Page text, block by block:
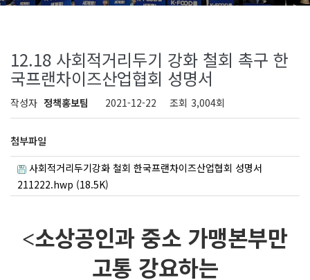
12.18 사회적거리두기 강화 철회 촉구 한
국프랜차이즈산업협회 성명서
작성자 정책홍보팀 2021-12-22 조회 3,004회
첨부파일
사회적거리두기강화 철회 한국프랜차이즈산업협회 성명서
211222.hwp (18.5K)
<소상공인과 중소 가맹본부만
고통 강요하는